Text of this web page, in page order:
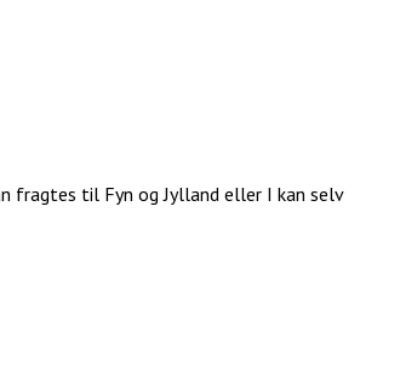
fragtes til Fyn og Jylland eller I kan selv